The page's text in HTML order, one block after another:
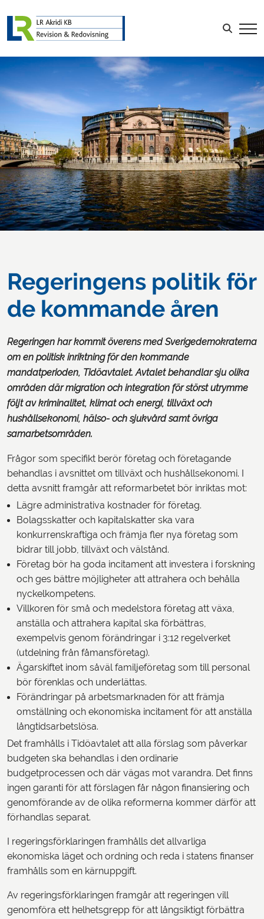
LOGGA IN Sök efter:
Regeringens politik för
de kommande åren
Regeringen har kommit överens med Sverigedemokraterna
om en politisk inriktning för den kommande
mandatperioden, Tidöavtalet. Avtalet behandlar sju olika
områden där migration och integration för störst utrymme
följt av kriminalitet, klimat och energi, tillväxt och
hushållsekonomi, hälso- och sjukvård samt övriga
samarbetsområden.
Frågor som specifikt berör företag och företagande
behandlas i avsnittet om tillväxt och hushållsekonomi. I
detta avsnitt framgår att reformarbetet bör inriktas mot:
Lägre administrativa kostnader för företag.
Bolagsskatter och kapitalskatter ska vara
konkurrenskraftiga och främja fler nya företag som
bidrar till jobb, tillväxt och välstånd.
Företag bör ha goda incitament att investera i forskning
och ges bättre möjligheter att attrahera och behålla
nyckelkompetens.
Villkoren för små och medelstora företag att växa,
anställa och attrahera kapital ska förbättras,
exempelvis genom förändringar i 3:12 regelverket
(utdelning från fåmansföretag).
Ägarskiftet inom såväl familjeföretag som till personal
bör förenklas och underlättas.
Förändringar på arbetsmarknaden för att främja
omställning och ekonomiska incitament för att anställa
långtidsarbetslösa.
Det framhålls i Tidöavtalet att alla förslag som påverkar
budgeten ska behandlas i den ordinarie
budgetprocessen och där vägas mot varandra. Det finns
ingen garanti för att förslagen får någon finansiering och
genomförande av de olika reformerna kommer därför att
förhandlas separat.
I regeringsförklaringen framhålls det allvarliga
ekonomiska läget och ordning och reda i statens finanser
framhålls som en kärnuppgift.
Av regeringsförklaringen framgår att regeringen vill
genomföra ett helhetsgrepp för att långsiktigt förbättra